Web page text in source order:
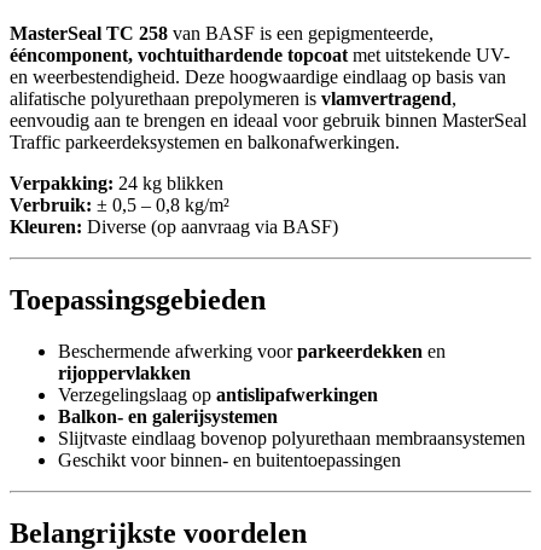
MasterSeal TC 258 van BASF is een gepigmenteerde,
ééncomponent, vochtuithardende topcoat met uitstekende UV-
en weerbestendigheid. Deze hoogwaardige eindlaag op basis van
alifatische polyurethaan prepolymeren is vlamvertragend,
eenvoudig aan te brengen en ideaal voor gebruik binnen MasterSeal
Traffic parkeerdeksystemen en balkonafwerkingen.
Verpakking: 24 kg blikken
Verbruik: ± 0,5 – 0,8 kg/m²
Kleuren: Diverse (op aanvraag via BASF)
Toepassingsgebieden
Beschermende afwerking voorparkeerdekken en
rijoppervlakken
Verzegelingslaag op antislipafwerkingen
Balkon- en galerijsystemen
Slijtvaste eindlaag bovenop polyurethaan membraansystemen
Geschikt voor binnen- en buitentoepassingen
Belangrijkste voordelen